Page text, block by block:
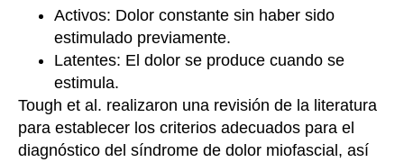
Activos: Dolor constante sin haber sido
estimulado previamente.
Latentes: El dolor se produce cuando se
estimula.
Tough et al. realizaron una revisión de la literatura
para establecer los criterios adecuados para el
diagnóstico del síndrome de dolor miofascial, así